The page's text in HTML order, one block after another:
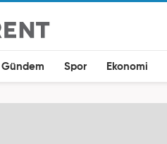
Gündem Spor Ekonomi